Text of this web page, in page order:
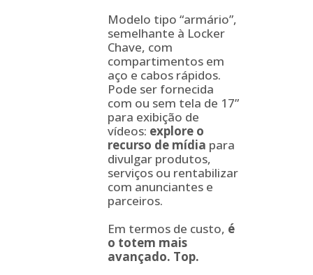
Modelo tipo “armário”,
semelhante à Locker
Chave, com
compartimentos em
aço e cabos rápidos.
Pode ser fornecida
com ou sem tela de 17”
para exibição de
vídeos: explore o
recurso de mídia para
divulgar produtos,
serviços ou rentabilizar
com anunciantes e
parceiros.
Em termos de custo, é
o totem mais
avançado. Top.